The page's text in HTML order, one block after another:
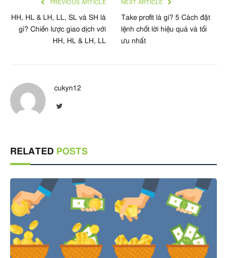
PREVIOUS ARTICLE
HH, HL & LH, LL, SL và SH là
gì? Chiến lược giao dịch với
HH, HL & LH, LL
NEXT ARTICLE
Take profit là gì? 5 Cách đặt
lệnh chốt lời hiệu quả và tối
ưu nhất
cukyn12
Twitter
RELATED POSTS